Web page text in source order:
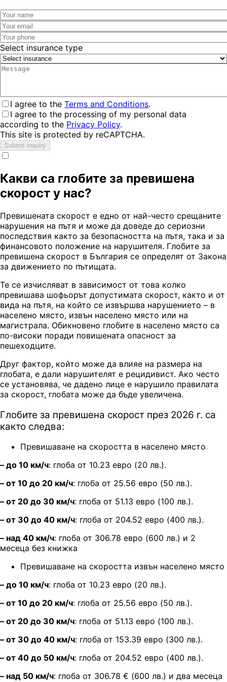
Select insurance type
I agree to the Terms and Conditions.
I agree to the processing of my personal data
according to the Privacy Policy.
This site is protected by reCAPTCHA.
Submit inquiry
Какви са глобите за превишена
скорост у нас?
Превишената скорост е едно от най-често срещаните
нарушения на пътя и може да доведе до сериозни
последствия както за безопасността на пътя, така и за
финансовото положение на нарушителя. Глобите за
превишена скорост в България се определят от Закона
за движението по пътищата.
Те се изчисляват в зависимост от това колко
превишава шофьорът допустимата скорост, както и от
вида на пътя, на който се извършва нарушението – в
населено място, извън населено място или на
магистрала. Обикновено глобите в населено място са
по-високи поради повишената опасност за
пешеходците.
Друг фактор, който може да влияе на размера на
глобата, е дали нарушителят е рецидивист. Ако често
се установява, че дадено лице е нарушило правилата
за скорост, глобата може да бъде увеличена.
Глобите за превишена скорост през 2026 г. са
както следва:
Превишаване на скоростта в населено място
– до 10 км/ч: глоба от 10.23 евро (20 лв.).
– от 10 до 20 км/ч: глоба от 25.56 евро (50 лв.).
– от 20 до 30 км/ч: глоба от 51.13 евро (100 лв.).
– от 30 до 40 км/ч: глоба от 204.52 евро (400 лв.).
– над 40 км/ч: глоба от 306.78 евро (600 лв.) и 2
месеца без книжка
Превишаване на скоростта извън населено място
– до 10 км/ч: глоба от 10.23 евро (20 лв.).
– от 10 до 20 км/ч: глоба от 25.56 евро (50 лв.).
– от 20 до 30 км/ч: глоба от 51.13 евро (100 лв.).
– от 30 до 40 км/ч: глоба от 153.39 евро (300 лв.).
– от 40 до 50 км/ч: глоба от 204.52 евро (400 лв.).
– над 50 км/ч: глоба от 306.78 € (600 лв.) и два месеца